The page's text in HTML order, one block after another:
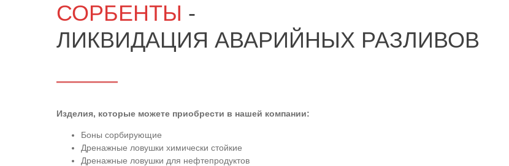
СОРБЕНТЫ -
ЛИКВИДАЦИЯ АВАРИЙНЫХ РАЗЛИВОВ
Изделия, которые можете приобрести в нашей компании:
Боны сорбирующие
Дренажные ловушки химически стойкие
Дренажные ловушки для нефтепродуктов